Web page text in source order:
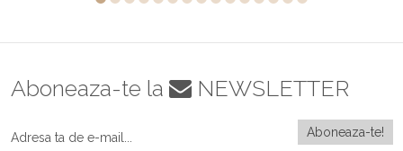
Aboneaza-te la NEWSLETTER